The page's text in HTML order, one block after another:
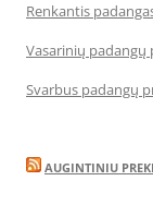
Renkantis
Vasarinių
Svarbus padangų
AUGINTINIU